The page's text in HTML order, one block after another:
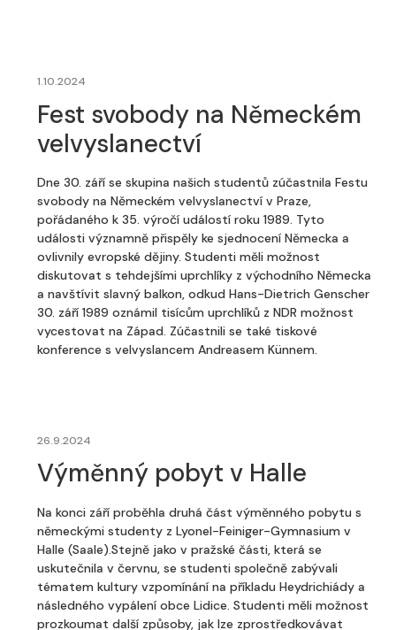
1.10.2024
Fest svobody na Německém
velvyslanectví
Dne 30. září se skupina našich studentů zúčastnila Festu
svobody na Německém velvyslanectví v Praze,
pořádaného k 35. výročí událostí roku 1989. Tyto
události významně přispěly ke sjednocení Německa a
ovlivnily evropské dějiny. Studenti měli možnost
diskutovat s tehdejšími uprchlíky z východního Německa
a navštívit slavný balkon, odkud Hans-Dietrich Genscher
30. září 1989 oznámil tisícům uprchlíků z NDR možnost
vycestovat na Západ. Zúčastnili se také tiskové
konference s velvyslancem Andreasem Künnem.
26.9.2024
Výměnný pobyt v Halle
Na konci září proběhla druhá část výměnného pobytu s
německými studenty z Lyonel-Feiniger-Gymnasium v
Halle (Saale).Stejně jako v pražské části, která se
uskutečnila v červnu, se studenti společně zabývali
tématem kultury vzpomínání na příkladu Heydrichiády a
následného vypálení obce Lidice. Studenti měli možnost
prozkoumat další způsoby, jak lze zprostředkovávat